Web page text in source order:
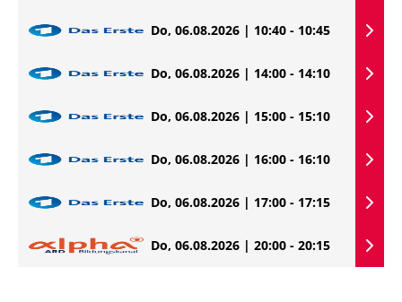
Do, 06.08.2026 | 10:40 - 10:45
Do, 06.08.2026 | 14:00 - 14:10
Do, 06.08.2026 | 15:00 - 15:10
Do, 06.08.2026 | 16:00 - 16:10
Do, 06.08.2026 | 17:00 - 17:15
Do, 06.08.2026 | 20:00 - 20:15